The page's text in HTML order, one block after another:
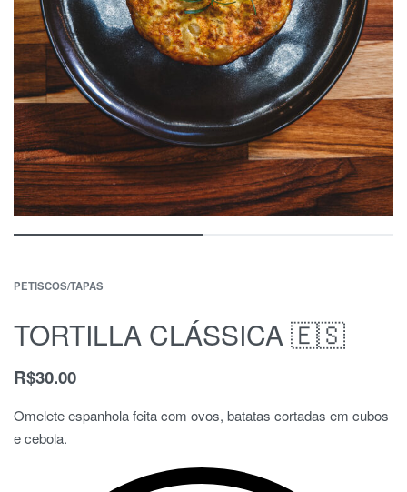
PETISCOS/TAPAS
TORTILLA CLÁSSICA 🇪🇸
R$30.00
Omelete espanhola feita com ovos, batatas cortadas em cubos
e cebola.